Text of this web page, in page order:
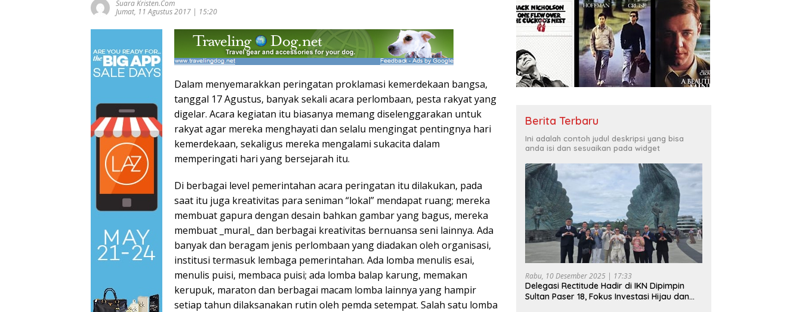
Suara Kristen.com
Jumat, 11 Agustus 2017 | 15:20
Dalam menyemarakkan peringatan proklamasi kemerdekaan bangsa,
tanggal 17 Agustus, banyak sekali acara perlombaan, pesta rakyat yang
digelar. Acara kegiatan itu biasanya memang diselenggarakan untuk
rakyat agar mereka menghayati dan selalu mengingat pentingnya hari
kemerdekaan, sekaligus mereka mengalami sukacita dalam
memperingati hari yang bersejarah itu.
Di berbagai level pemerintahan acara peringatan itu dilakukan, pada
saat itu juga kreativitas para seniman “lokal” mendapat ruang; mereka
membuat gapura dengan desain bahkan gambar yang bagus, mereka
membuat _mural_ dan berbagai kreativitas bernuansa seni lainnya. Ada
banyak dan beragam jenis perlombaan yang diadakan oleh organisasi,
institusi termasuk lembaga pemerintahan. Ada lomba menulis esai,
menulis puisi, membaca puisi; ada lomba balap karung, memakan
kerupuk, maraton dan berbagai macam lomba lainnya yang hampir
setiap tahun dilaksanakan rutin oleh pemda setempat. Salah satu lomba
Berita Terbaru
Ini adalah contoh judul deskripsi yang bisa
anda isi dan sesuaikan pada widget
Rabu, 10 Desember 2025 | 17:33
Delegasi Rectitude Hadir di IKN Dipimpin
Sultan Paser 18, Fokus Investasi Hijau dan